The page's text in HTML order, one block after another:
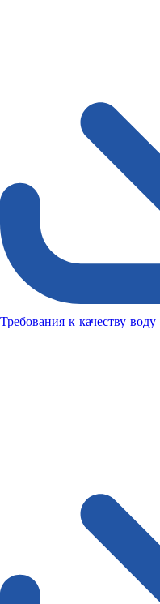
Требования к качеству воду